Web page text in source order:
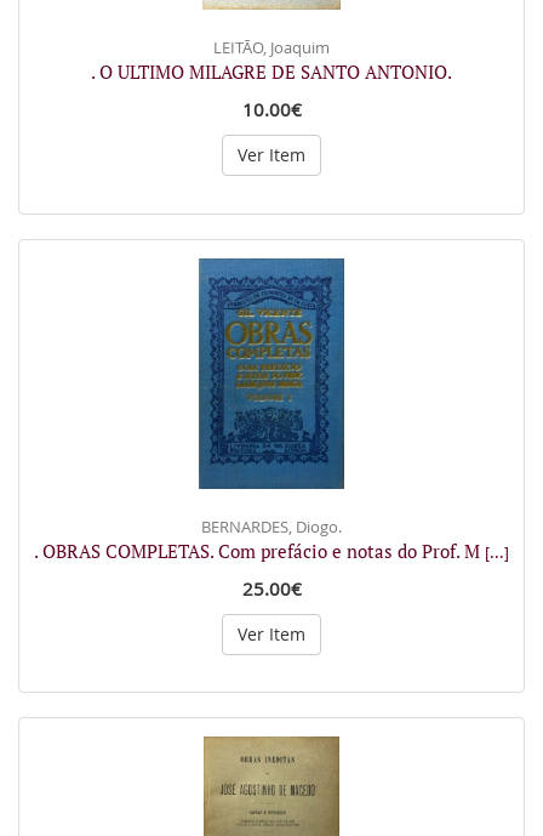
LEITÃO, Joaquim
. O ULTIMO MILAGRE DE SANTO ANTONIO.
10.00€
Ver Item
BERNARDES, Diogo.
. OBRAS COMPLETAS. Com prefácio e notas do Prof. M [...]
25.00€
Ver Item